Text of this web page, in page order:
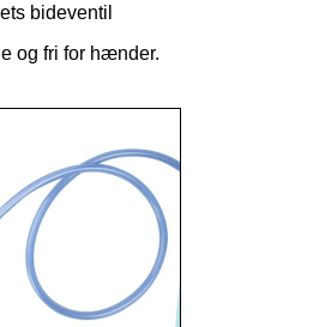
bideventil
og fri for hænder.